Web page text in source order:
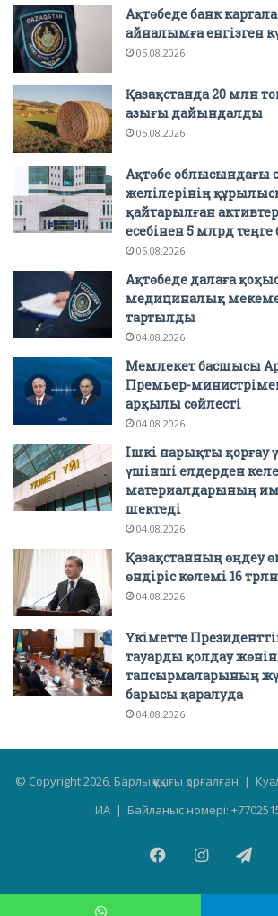
Ақтөбеде банк
айналымға енгізген
05.08.2026
Қазақстанда 20 млн
азығы дайындалды
05.08.2026
Ақтөбе облысындағы
желілерінің
қайтарылған
есебінен 5 млрд теңге
05.08.2026
Ақтөбеде далаға
медициналық
тартылды
04.08.2026
Мемлекет басшысы
Премьер-
арқылы сөйлесті
04.08.2026
Ішкі нарықты қорғау
үшінші елдерден
материалдарының
шектеді
04.08.2026
Қазақстанның өңдеу
өндіріс көлемі 16
04.08.2026
Үкіметте
тауарды қолдау
тапсырмаларының
барысы қаралуда
04.08.2026
© Copyright 2026, Барлық құқығы қорғалған |
ИА | Байланыс номері:
FacebookInstagram